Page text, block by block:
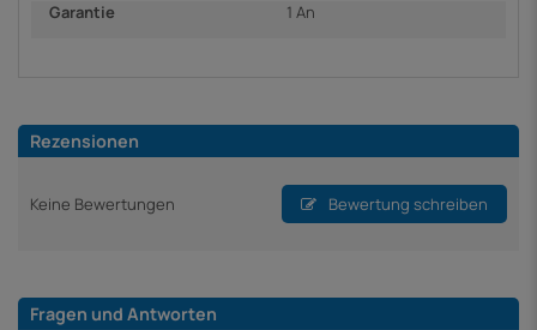
Garantie
1 An
Rezensionen
Keine Bewertungen Bewertung schreiben
Fragen und Antworten